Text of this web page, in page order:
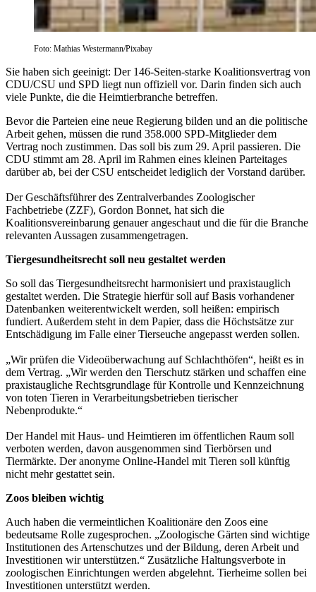
Foto: Mathias Westermann/Pixabay
Sie haben sich geeinigt: Der 146-Seiten-starke Koalitionsvertrag von
CDU/CSU und SPD liegt nun offiziell vor. Darin finden sich auch
viele Punkte, die die Heimtierbranche betreffen.
Bevor die Parteien eine neue Regierung bilden und an die politische
Arbeit gehen, müssen die rund 358.000 SPD-Mitglieder dem
Vertrag noch zustimmen. Das soll bis zum 29. April passieren. Die
CDU stimmt am 28. April im Rahmen eines kleinen Parteitages
darüber ab, bei der CSU entscheidet lediglich der Vorstand darüber.
Der Geschäftsführer des Zentralverbandes Zoologischer
Fachbetriebe (ZZF), Gordon Bonnet, hat sich die
Koalitionsvereinbarung genauer angeschaut und die für die Branche
relevanten Aussagen zusammengetragen.
Tiergesundheitsrecht soll neu gestaltet werden
So soll das Tiergesundheitsrecht harmonisiert und praxistauglich
gestaltet werden. Die Strategie hierfür soll auf Basis vorhandener
Datenbanken weiterentwickelt werden, soll heißen: empirisch
fundiert. Außerdem steht in dem Papier, dass die Höchstsätze zur
Entschädigung im Falle einer Tierseuche angepasst werden sollen.
„Wir prüfen die Videoüberwachung auf Schlachthöfen“, heißt es in
dem Vertrag. „Wir werden den Tierschutz stärken und schaffen eine
praxistaugliche Rechtsgrundlage für Kontrolle und Kennzeichnung
von toten Tieren in Verarbeitungsbetrieben tierischer
Nebenprodukte.“
Der Handel mit Haus- und Heimtieren im öffentlichen Raum soll
verboten werden, davon ausgenommen sind Tierbörsen und
Tiermärkte. Der anonyme Online-Handel mit Tieren soll künftig
nicht mehr gestattet sein.
Zoos bleiben wichtig
Auch haben die vermeintlichen Koalitionäre den Zoos eine
bedeutsame Rolle zugesprochen. „Zoologische Gärten sind wichtige
Institutionen des Artenschutzes und der Bildung, deren Arbeit und
Investitionen wir unterstützen.“ Zusätzliche Haltungsverbote in
zoologischen Einrichtungen werden abgelehnt. Tierheime sollen bei
Investitionen unterstützt werden.